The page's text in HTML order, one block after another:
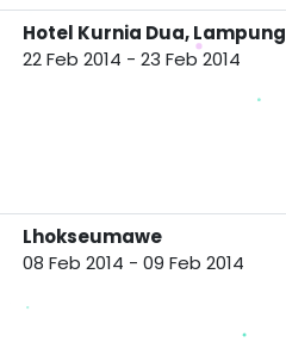
Hotel Kurnia Dua, Lampung
22 Feb 2014 - 23 Feb 2014
Lhokseumawe
08 Feb 2014 - 09 Feb 2014